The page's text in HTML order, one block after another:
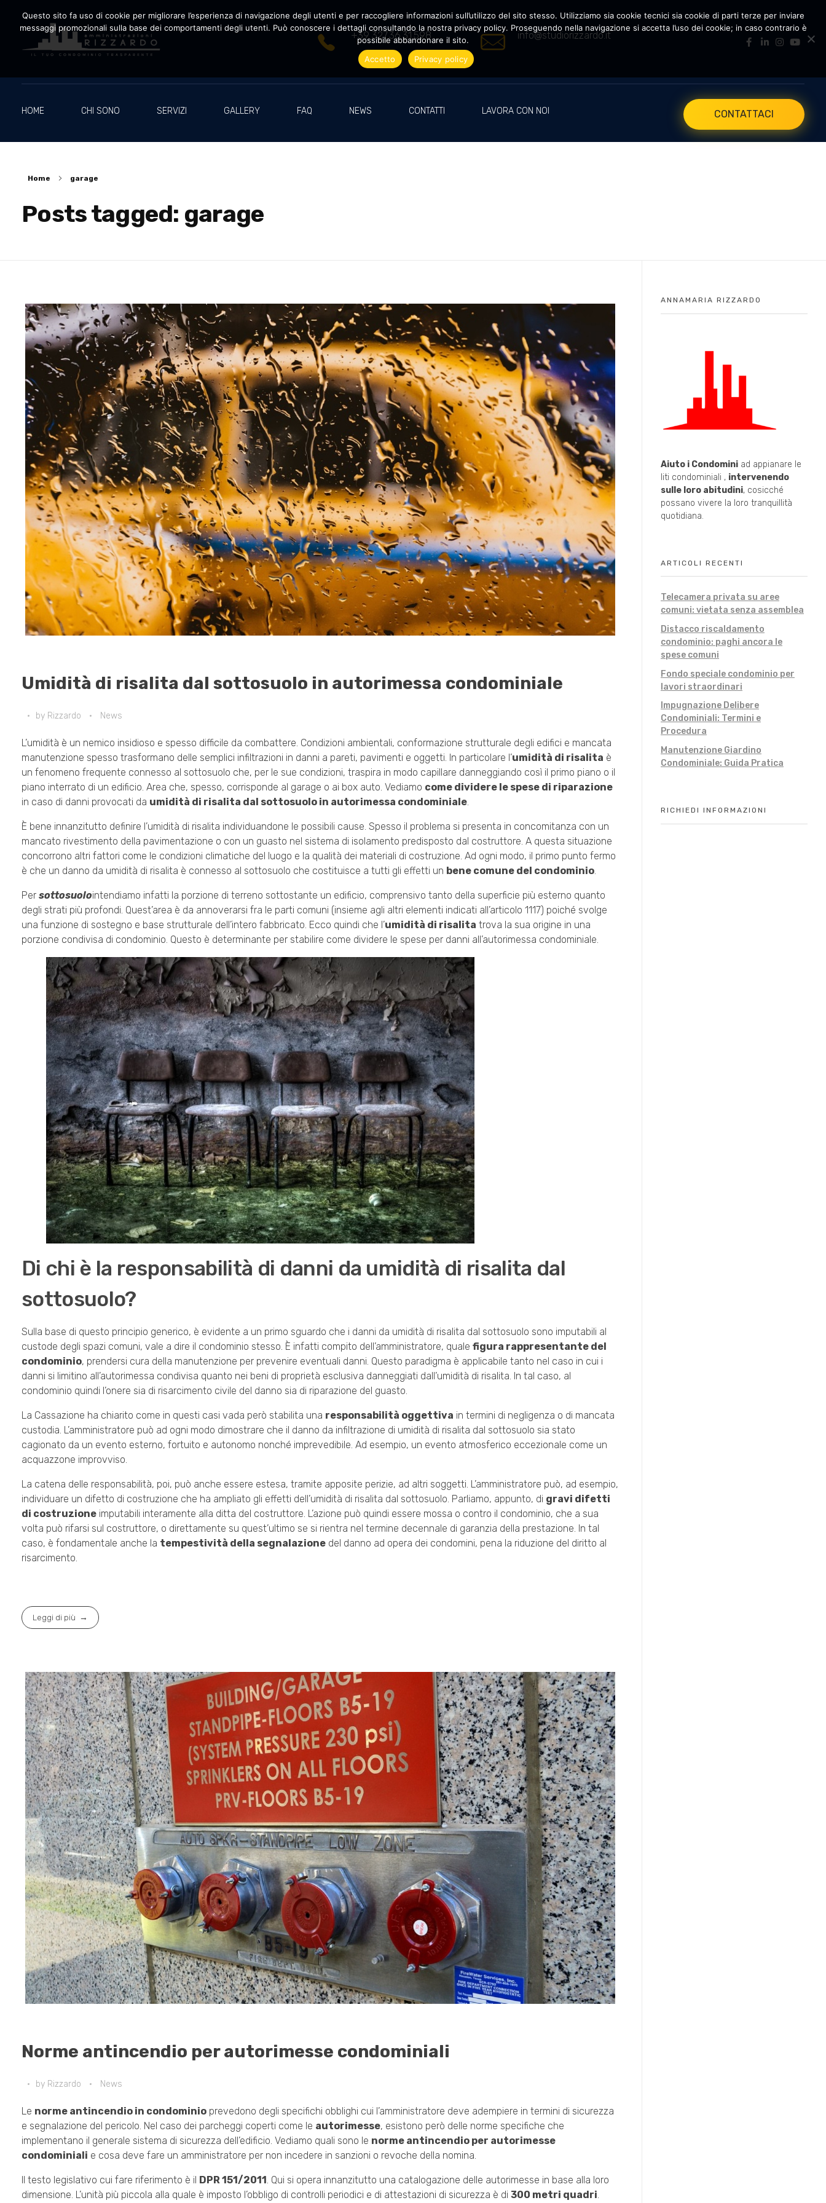
+39 327.36.31.598 info@studiorizzardo.it
HOME CHI SONO SERVIZI GALLERY FAQ NEWS CONTATTI LAVORA CON NOI CONTATTACI
Home garage
Posts tagged: garage
Umidità di risalita dal sottosuolo in autorimessa condominiale
by Rizzardo News
L’umidità è un nemico insidioso e spesso difficile da combattere. Condizioni ambientali, conformazione strutturale degli edifici e mancata
manutenzione spesso trasformano delle semplici infiltrazioni in danni a pareti, pavimenti e oggetti. In particolare l’umidità di risalita è
un fenomeno frequente connesso al sottosuolo che, per le sue condizioni, traspira in modo capillare danneggiando così il primo piano o il
piano interrato di un edificio. Area che, spesso, corrisponde al garage o ai box auto. Vediamo come dividere le spese di riparazione
in caso di danni provocati da umidità di risalita dal sottosuolo in autorimessa condominiale
È bene innanzitutto definire l’umidità di risalita individuandone le possibili cause. Spesso il problema si presenta in concomitanza con un
mancato rivestimento della pavimentazione o con un guasto nel sistema di isolamento predisposto dal costruttore. A questa situazione
concorrono altri fattori come le condizioni climatiche del luogo e la qualità dei materiali di costruzione. Ad ogni modo, il primo punto fermo
è che un danno da umidità di risalita è connesso al sottosuolo che costituisce a tutti gli effetti un bene comune del condominio
Per sottosuolointendiamo infatti la porzione di terreno sottostante un edificio, comprensivo tanto della superficie più esterno quanto
degli strati più profondi. Quest’area è da annoverarsi fra le parti comuni (insieme agli altri elementi indicati all’articolo 1117) poiché svolge
una funzione di sostegno e base strutturale dell’intero fabbricato. Ecco quindi che l’umidità di risalita trova la sua origine in una
porzione condivisa di condominio. Questo è determinante per stabilire come dividere le spese per danni all’autorimessa condominiale.
Di chi è la responsabilità di danni da umidità di risalita dal
sottosuolo?
Sulla base di questo principio generico, è evidente a un primo sguardo che i danni da umidità di risalita dal sottosuolo sono imputabili al
custode degli spazi comuni, vale a dire il condominio stesso. È infatti compito dell’amministratore, quale figura rappresentante del
condominio, prendersi cura della manutenzione per prevenire eventuali danni. Questo paradigma è applicabile tanto nel caso in cui i
danni si limitino all’autorimessa condivisa quanto nei beni di proprietà esclusiva danneggiati dall’umidità di risalita. In tal caso, al
condominio quindi l’onere sia di risarcimento civile del danno sia di riparazione del guasto.
La Cassazione ha chiarito come in questi casi vada però stabilita una responsabilità oggettiva in termini di negligenza o di mancata
custodia. L’amministratore può ad ogni modo dimostrare che il danno da infiltrazione di umidità di risalita dal sottosuolo sia stato
cagionato da un evento esterno, fortuito e autonomo nonché imprevedibile. Ad esempio, un evento atmosferico eccezionale come un
acquazzone improvviso.
La catena delle responsabilità, poi, può anche essere estesa, tramite apposite perizie, ad altri soggetti. L’amministratore può, ad esempio,
individuare un difetto di costruzione che ha ampliato gli effetti dell’umidità di risalita dal sottosuolo. Parliamo, appunto, di gravi difetti
di costruzione imputabili interamente alla ditta del costruttore. L’azione può quindi essere mossa o contro il condominio, che a sua
volta può rifarsi sul costruttore, o direttamente su quest’ultimo se si rientra nel termine decennale di garanzia della prestazione. In tal
caso, è fondamentale anche la tempestività della segnalazione del danno ad opera dei condomini, pena la riduzione del diritto al
risarcimento.
Leggi di più
Norme antincendio per autorimesse condominiali
by Rizzardo News
Le norme antincendio in condominio prevedono degli specifichi obblighi cui l’amministratore deve adempiere in termini di sicurezza
e segnalazione del pericolo. Nel caso dei parcheggi coperti come le autorimesse, esistono però delle norme specifiche che
implementano il generale sistema di sicurezza dell’edificio. Vediamo quali sono le norme antincendio per autorimesse
condominiali e cosa deve fare un amministratore per non incedere in sanzioni o revoche della nomina.
Il testo legislativo cui fare riferimento è il DPR 151/2011 . Qui si opera innanzitutto una catalogazione delle autorimesse in base alla loro
dimensione. L’unità più piccola alla quale è imposto l’obbligo di controlli periodici e di attestazioni di sicurezza è di 300 metri quadri
ANNAMARIA RIZZARDO
Aiuto i Condomini ad appianare le
liti condominiali , intervenendo
sulle loro abitudini, cosicché
possano vivere la loro tranquillità
quotidiana.
ARTICOLI RECENTI
Telecamera privata su aree
comuni: vietata senza assemblea
Distacco riscaldamento
condominio: paghi ancora le
spese comuni
Fondo speciale condominio per
lavori straordinari
Impugnazione Delibere
Condominiali: Termini e
Procedura
Manutenzione Giardino
Condominiale: Guida Pratica
RICHIEDI INFORMAZIONI
Questo sito fa uso di cookie per migliorare l’esperienza di navigazione degli utenti e per raccogliere informazioni sull’utilizzo del sito stesso. Utilizziamo sia cookie tecnici sia cookie di parti terze per inviare
messaggi promozionali sulla base dei comportamenti degli utenti. Può conoscere i dettagli consultando la nostra privacy policy. Proseguendo nella navigazione si accetta l’uso dei cookie; in caso contrario è
possibile abbandonare il sito.
Accetto
Privacy policy